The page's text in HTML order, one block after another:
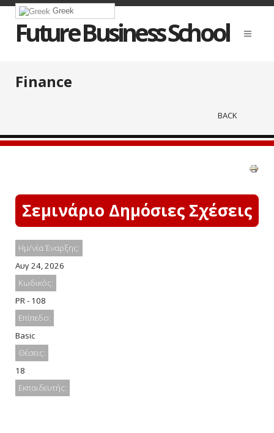
Greek
Future Business School
Finance
BACK
Σεμινάριο Δημόσιες Σχέσεις
Ημ/νία Έναρξης:
Αυγ 24, 2026
Κωδικός:
PR - 108
Επίπεδο:
Basic
Θέσεις:
18
Εκπαιδευτής: